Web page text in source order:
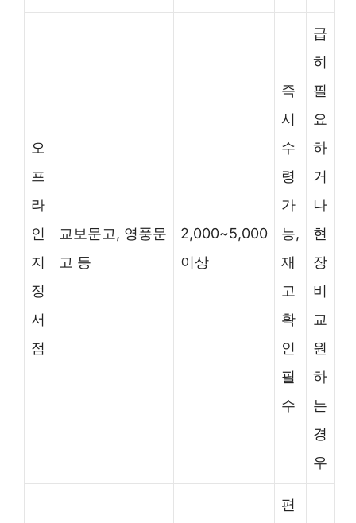
오
프
라
인
지
정
서
점
교보문고, 영풍문
고 등
2,000~5,000
이상
즉
시
수
령
가
능,
재
고
확
인
필
수
급
히
필
요
하
거
나
현
장
비
교
원
하
는
경
우
편